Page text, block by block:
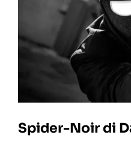
Spider-Noir di